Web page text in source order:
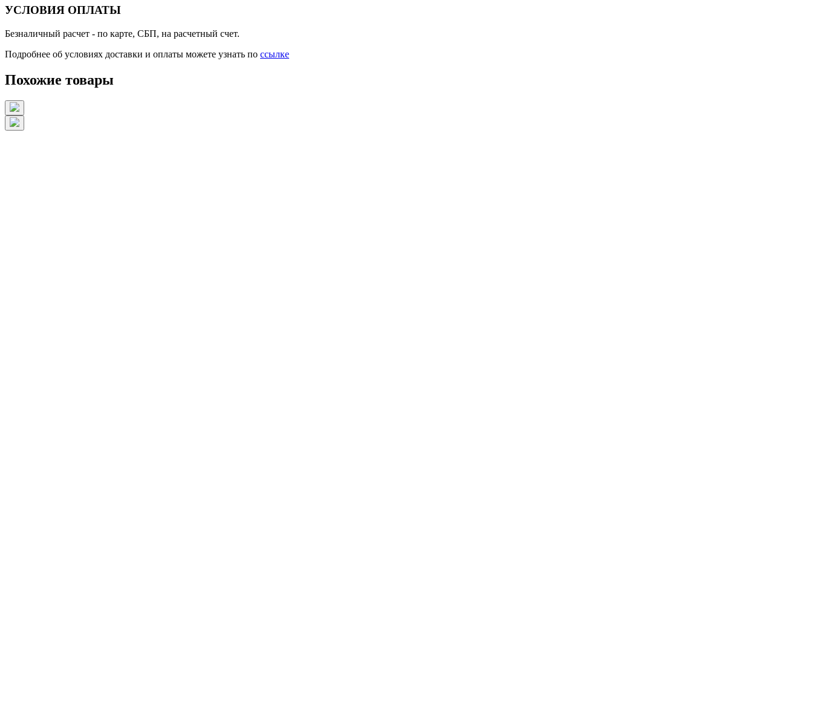
УСЛОВИЯ ОПЛАТЫ
Безналичный расчет - по карте, СБП, на расчетный счет.
Подробнее об условиях доставки и оплаты можете узнать по ссылке
Похожие товары